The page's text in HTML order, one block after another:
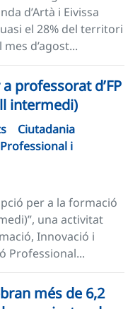
d’Artà i Eivissa
el 28% del territori
d’agost...
professorat d’FP
intermedi)
Ciutadania
i
per a la formació
una activitat
Innovació i
Professional...
més de 6,2